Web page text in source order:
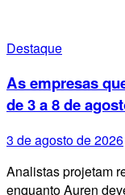
Destaque
As empresas
de 3 a 8 de
3 de agosto de 2026
Analistas projetam
enquanto Auren